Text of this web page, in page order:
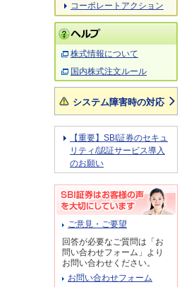
コーポレートアクション
株式情報について
国内株式注文ルール
システム障害時の対応
【重要】SBI証券のセキュ
リティ/認証サービス導入
のお願い
ご意見・ご要望
回答が必要なご質問は「お
問い合わせフォーム」より
お問い合わせください。
お問い合わせフォーム